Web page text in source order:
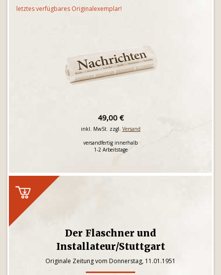
letztes verfügbares Originalexemplar!
49,00 €
inkl. MwSt. zzgl. Versand
versandfertig innerhalb
1-2 Arbeitstage
Der Flaschner und
Installateur/Stuttgart
Originale Zeitung vom Donnerstag, 11.01.1951